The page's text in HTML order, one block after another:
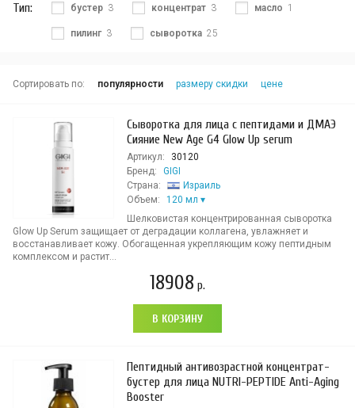
Тип: бустер 3 концентрат 3 масло 1
пилинг 3 сыворотка 25
Сортировать по: популярности размеру скидки цене
Сыворотка для лица с пептидами и ДМАЭ
Сияние New Age G4 Glow Up serum
Артикул:
30120
Бренд:
GIGI
Страна:
Израиль
Объем:
120 мл
Шелковистая концентрированная сыворотка
Glow Up Serum защищает от деградации коллагена, увлажняет и
восстанавливает кожу. Обогащенная укрепляющим кожу пептидным
комплексом и растит...
18908 р.
В КОРЗИНУ
Пептидный антивозрастной концентрат-
бустер для лица NUTRI-PEPTIDE Anti-Aging
Booster